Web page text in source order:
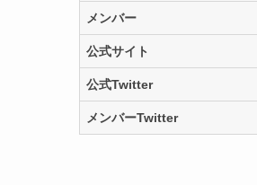
メンバー
公式サイト
公式Twitter
メンバーTwitter